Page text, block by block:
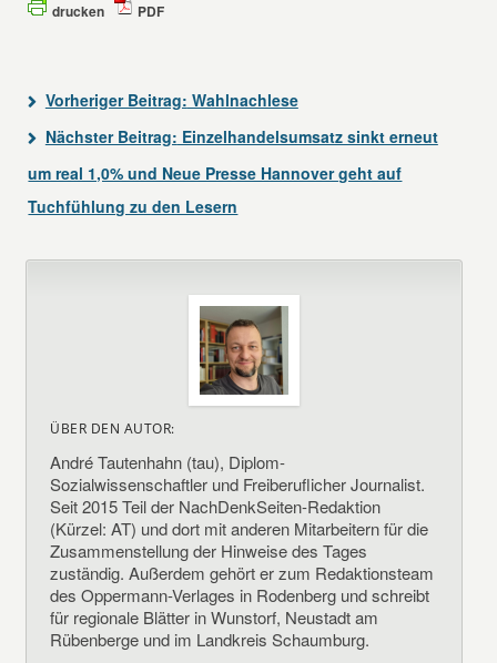
drucken PDF
Vorheriger Beitrag: Wahlnachlese
Nächster Beitrag: Einzelhandelsumsatz sinkt erneut
um real 1,0% und Neue Presse Hannover geht auf
Tuchfühlung zu den Lesern
ÜBER DEN AUTOR:
André Tautenhahn (tau), Diplom-
Sozialwissenschaftler und Freiberuflicher Journalist.
Seit 2015 Teil der NachDenkSeiten-Redaktion
(Kürzel: AT) und dort mit anderen Mitarbeitern für die
Zusammenstellung der Hinweise des Tages
zuständig. Außerdem gehört er zum Redaktionsteam
des Oppermann-Verlages in Rodenberg und schreibt
für regionale Blätter in Wunstorf, Neustadt am
Rübenberge und im Landkreis Schaumburg.